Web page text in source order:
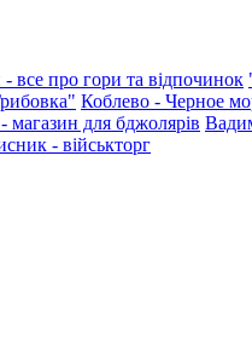
все про гори та відпочинок
Коблево - Черное
для бджолярів
- військторг